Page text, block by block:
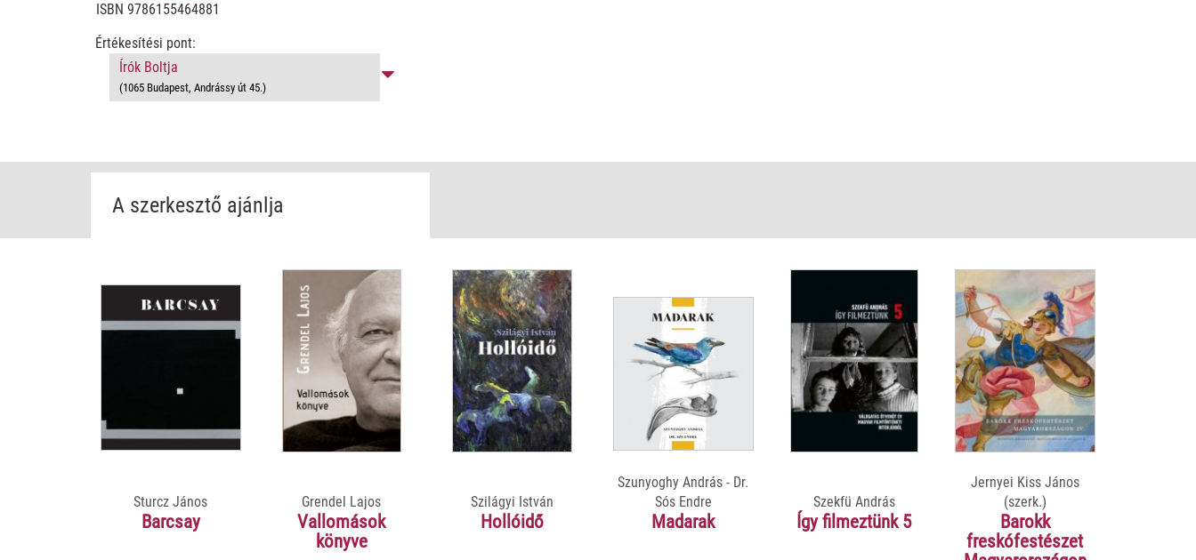
ISBN 9786155464881
Értékesítési pont:
Írók Boltja
(1065 Budapest, Andrássy út 45.)
A szerkesztő ajánlja
Sturcz János
Barcsay
Grendel Lajos
Vallomások
könyve
Szilágyi István
Hollóidő
Szunyoghy András - Dr.
Sós Endre
Madarak
Szekfü András
Így filmeztünk 5
Jernyei Kiss János
(szerk.)
Barokk
freskófestészet